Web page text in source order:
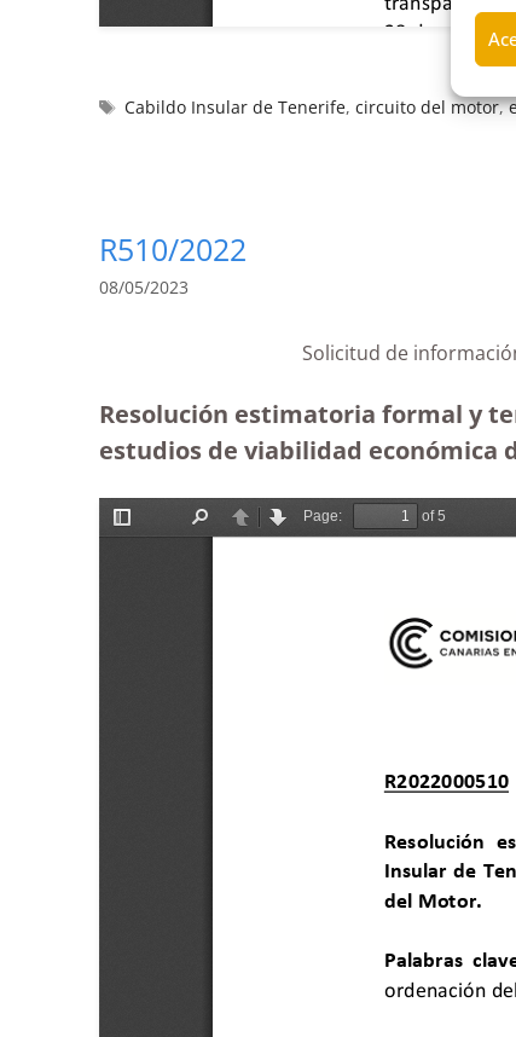
Cabildo Insular de Tenerife,circuito del motor,
R510/2022
08/05/2023
Solicitud de
Resolución estimatoria formal y
estudios de viabilidad económica